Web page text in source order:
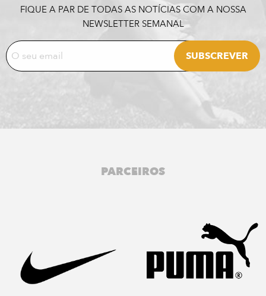
FIQUE A PAR DE TODAS AS NOTÍCIAS COM A NOSSA
NEWSLETTER SEMANAL
PARCEIROS